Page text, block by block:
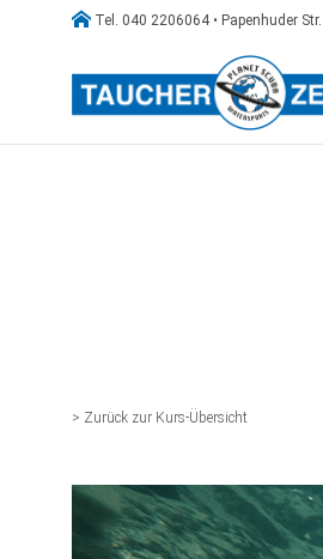
 Tel. 040 2206064 • Papenhuder
> Zurück zur Kurs-Übersicht